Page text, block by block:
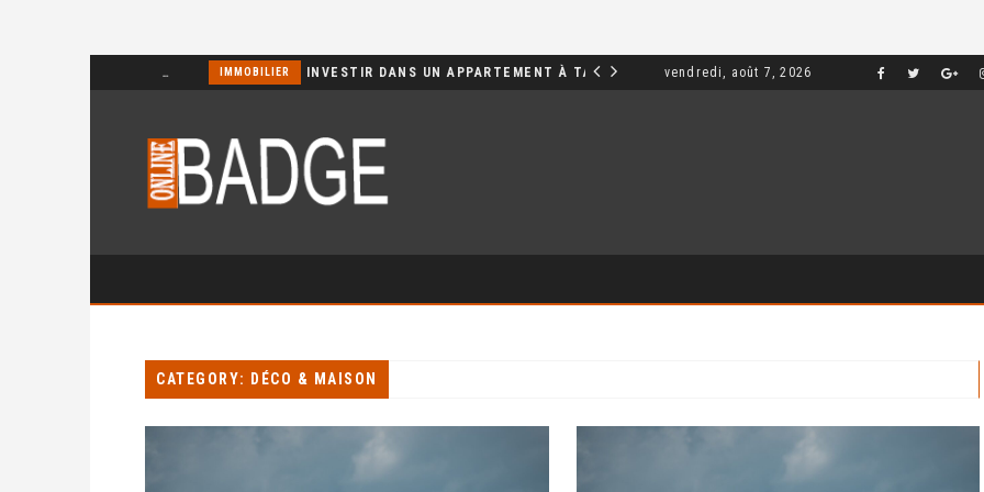
IMMOBILIER INVESTIR DANS UN APPARTEMENT À TANGER : OPPORTUNITÉS ET POINTS ESSENTIELS À CONNAÎTRE MARKETING
vendredi, août 7, 2026
CATEGORY: DÉCO & MAISON